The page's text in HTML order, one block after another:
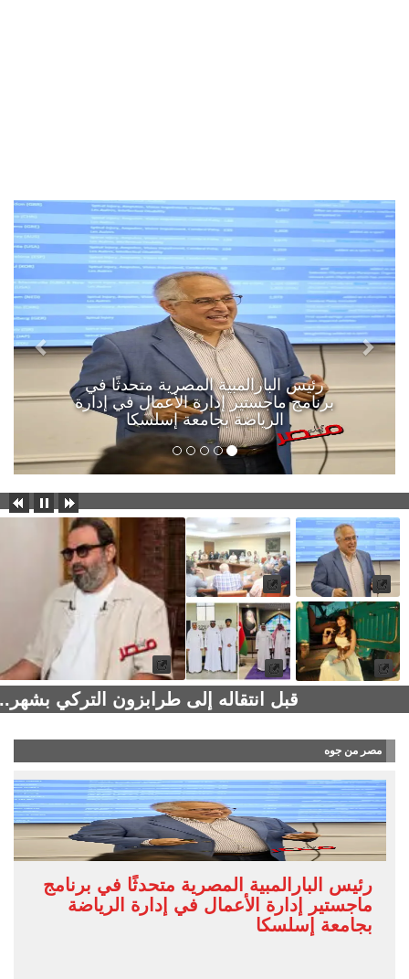
رئيس البارالمبية المصرية متحدثًا في
برنامج ماجستير إدارة الأعمال في إدارة
الرياضة بجامعة إسلسكا
قبل انتقاله إلى طرابزون التركي
مصر من جوه
رئيس البارالمبية المصرية متحدثًا في برنامج
ماجستير إدارة الأعمال في إدارة الرياضة
بجامعة إسلسكا